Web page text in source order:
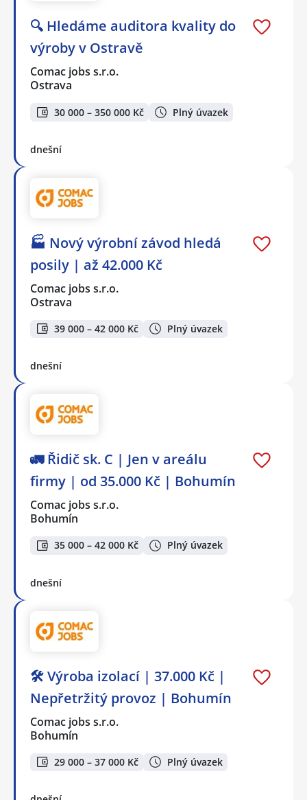
🔍 Hledáme auditora kvality do
výroby v Ostravě
Comac jobs s.r.o.
Ostrava
30 000 – 350 000 Kč Plný úvazek
dnešní
🏭 Nový výrobní závod hledá
posily | až 42.000 Kč
Comac jobs s.r.o.
Ostrava
39 000 – 42 000 Kč Plný úvazek
dnešní
🚛 Řidič sk. C | Jen v areálu
firmy | od 35.000 Kč | Bohumín
Comac jobs s.r.o.
Bohumín
35 000 – 42 000 Kč Plný úvazek
dnešní
🛠️ Výroba izolací | 37.000 Kč |
Nepřetržitý provoz | Bohumín
Comac jobs s.r.o.
Bohumín
29 000 – 37 000 Kč Plný úvazek